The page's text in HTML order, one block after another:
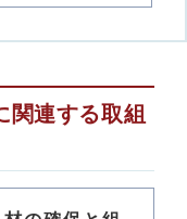
関連する取組